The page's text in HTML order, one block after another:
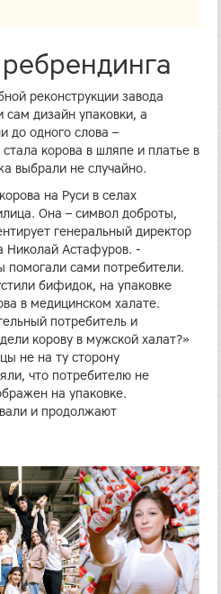
реконструкции завода
сам дизайн упаковки, а
до одного слова –
корова в шляпе и платье в
выбрали не случайно.
на Руси в селах
Она – символ доброты,
генеральный директор
Николай Астафуров. -
помогали сами потребители.
бифидок, на упаковке
в медицинском халате.
потребитель и
корову в мужской халат?»
не на ту сторону
что потребителю не
на упаковке.
и продолжают